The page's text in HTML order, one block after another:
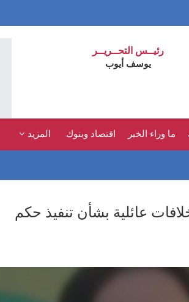
رئيــس التحــريــر
يوسف أيوب
ما وراء الخبر اقتصاد وبنوك المزيد
عائلية بشأن تنفيذ حكم